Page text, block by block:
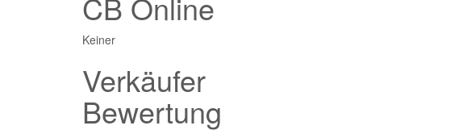
Keiner
Verkäufer
Bewertung